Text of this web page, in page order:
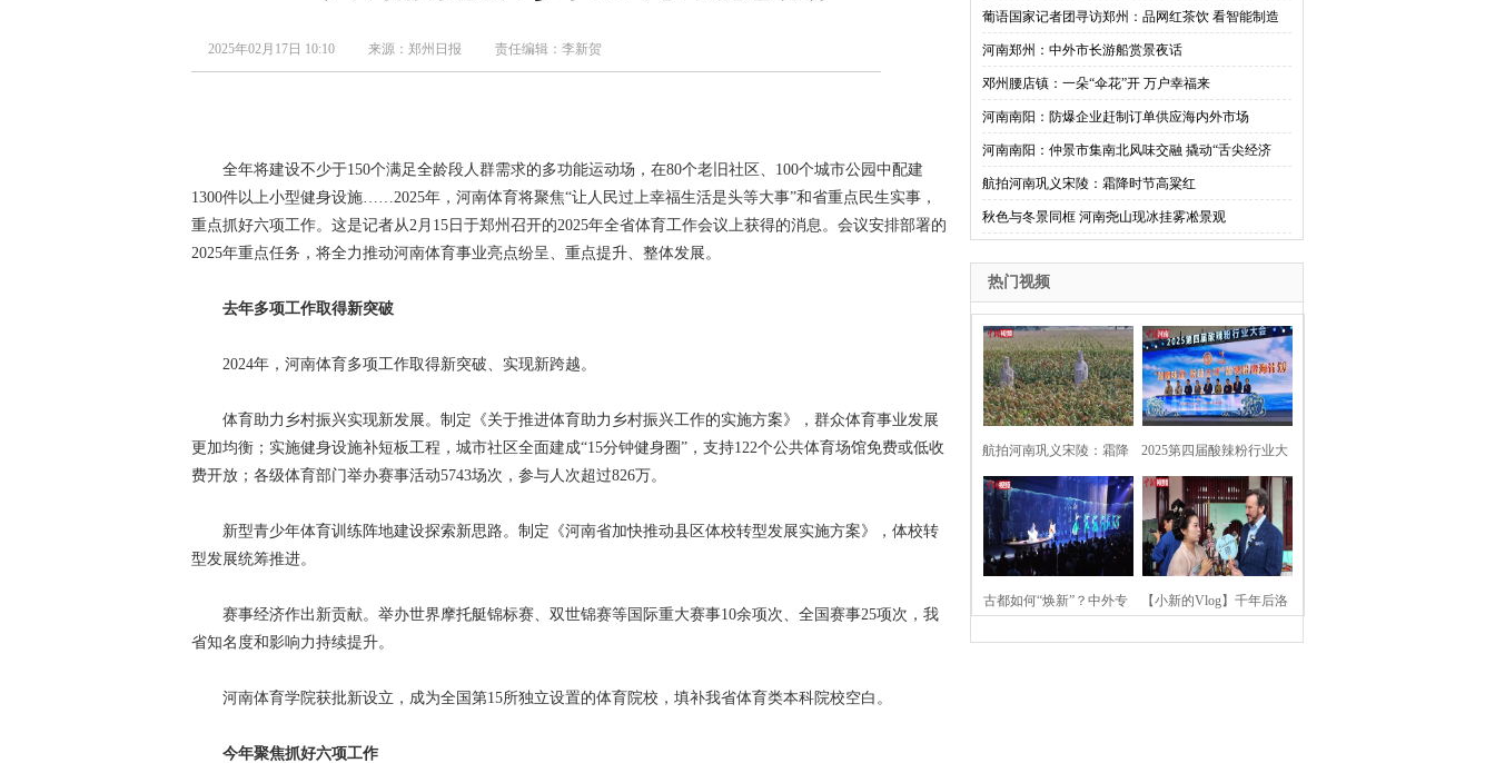
2025年02月17日 10:10 来源：郑州日报 责任编辑：李新贺
全年将建设不少于150个满足全龄段人群需求的多功能运动场，在80个老旧社区、100个城市公园中配建
1300件以上小型健身设施……2025年，河南体育将聚焦“让人民过上幸福生活是头等大事”和省重点民生实事，
重点抓好六项工作。这是记者从2月15日于郑州召开的2025年全省体育工作会议上获得的消息。会议安排部署的
2025年重点任务，将全力推动河南体育事业亮点纷呈、重点提升、整体发展。
去年多项工作取得新突破
2024年，河南体育多项工作取得新突破、实现新跨越。
体育助力乡村振兴实现新发展。制定《关于推进体育助力乡村振兴工作的实施方案》，群众体育事业发展
更加均衡；实施健身设施补短板工程，城市社区全面建成“15分钟健身圈”，支持122个公共体育场馆免费或低收
费开放；各级体育部门举办赛事活动5743场次，参与人次超过826万。
新型青少年体育训练阵地建设探索新思路。制定《河南省加快推动县区体校转型发展实施方案》，体校转
型发展统筹推进。
赛事经济作出新贡献。举办世界摩托艇锦标赛、双世锦赛等国际重大赛事10余项次、全国赛事25项次，我
省知名度和影响力持续提升。
河南体育学院获批新设立，成为全国第15所独立设置的体育院校，填补我省体育类本科院校空白。
今年聚焦抓好六项工作
葡语国家记者团寻访郑州：品网红茶饮 看智能制造
河南郑州：中外市长游船赏景夜话
邓州腰店镇：一朵“伞花”开 万户幸福来
河南南阳：防爆企业赶制订单供应海内外市场
河南南阳：仲景市集南北风味交融 撬动“舌尖经济
航拍河南巩义宋陵：霜降时节高粱红
秋色与冬景同框 河南尧山现冰挂雾凇景观
热门视频
航拍河南巩义宋陵：霜降
时节高粱红
2025第四届酸辣粉行业大
会在河南开封举行
古都如何“焕新”？中外专 【小新的Vlog】千年后洛